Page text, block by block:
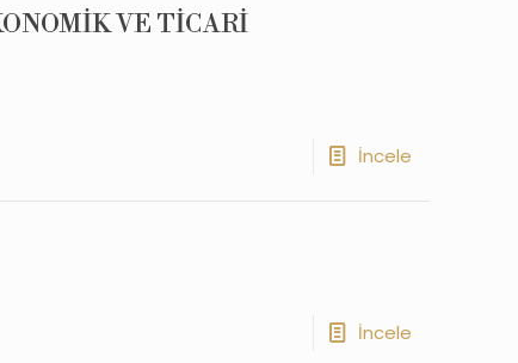
VE TİCARİ
İncele
İncele